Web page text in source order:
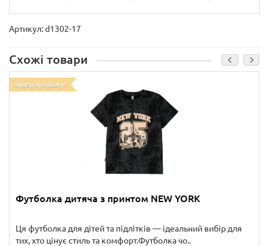
Артикул: d1302-17
Схожі товари
Лідер продажу!
Футболка дитяча з принтом NEW YORK
Ця футболка для дітей та підлітків — ідеальний вибір для
тих, хто цінує стиль та комфорт.Футболка чо..